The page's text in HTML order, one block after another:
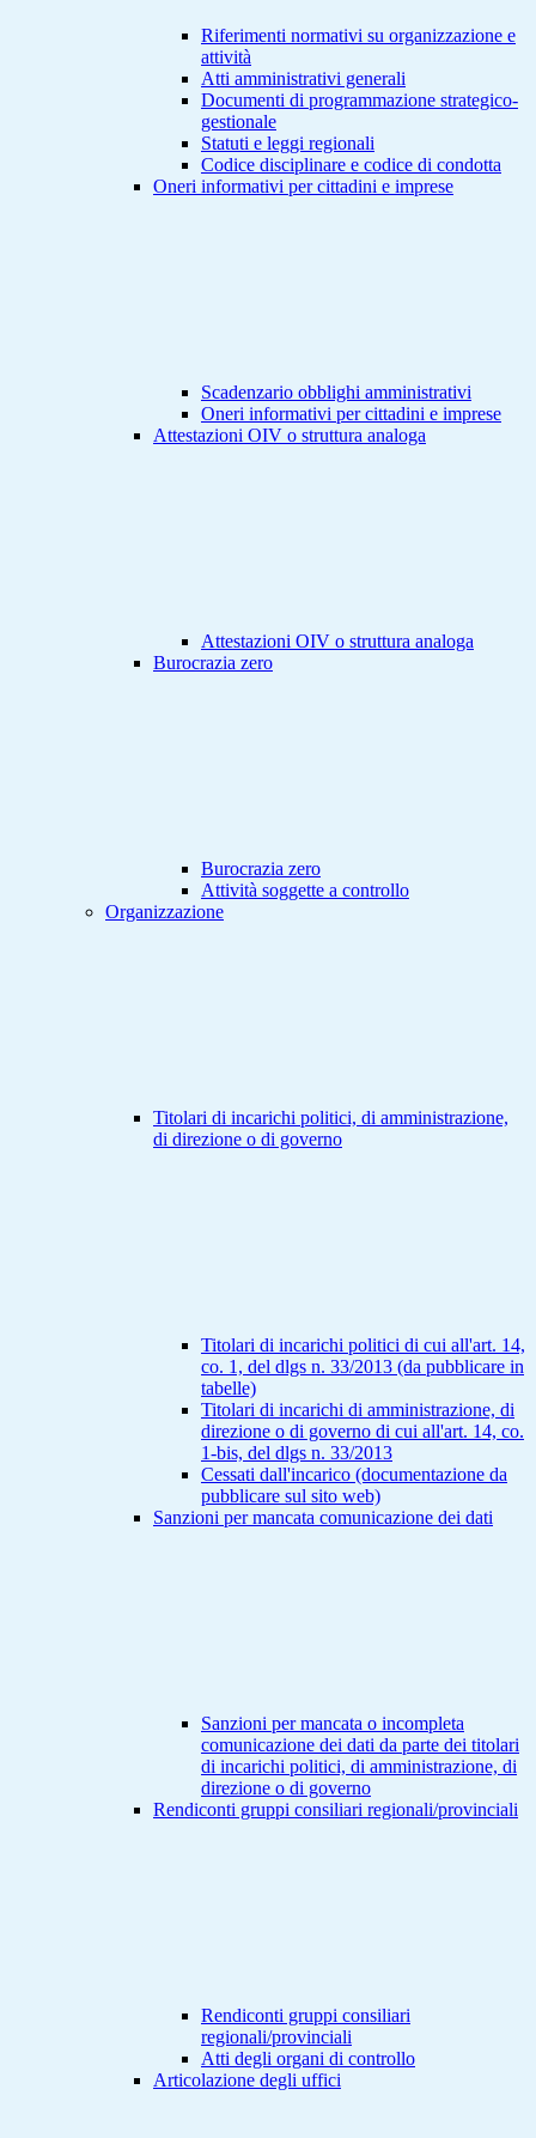
Riferimenti normativi su organizzazione e
attività
Atti amministrativi generali
Documenti di programmazione strategico-
gestionale
Statuti e leggi regionali
Codice disciplinare e codice di condotta
Oneri informativi per cittadini e imprese
Scadenzario obblighi amministrativi
Oneri informativi per cittadini e imprese
Attestazioni OIV o struttura analoga
Attestazioni OIV o struttura analoga
Burocrazia zero
Burocrazia zero
Attività soggette a controllo
Organizzazione
Titolari di incarichi politici, di amministrazione,
di direzione o di governo
Titolari di incarichi politici di cui all'art. 14,
co. 1, del dlgs n. 33/2013 (da pubblicare in
tabelle)
Titolari di incarichi di amministrazione, di
direzione o di governo di cui all'art. 14, co.
1-bis, del dlgs n. 33/2013
Cessati dall'incarico (documentazione da
pubblicare sul sito web)
Sanzioni per mancata comunicazione dei dati
Sanzioni per mancata o incompleta
comunicazione dei dati da parte dei titolari
di incarichi politici, di amministrazione, di
direzione o di governo
Rendiconti gruppi consiliari regionali/provinciali
Rendiconti gruppi consiliari
regionali/provinciali
Atti degli organi di controllo
Articolazione degli uffici